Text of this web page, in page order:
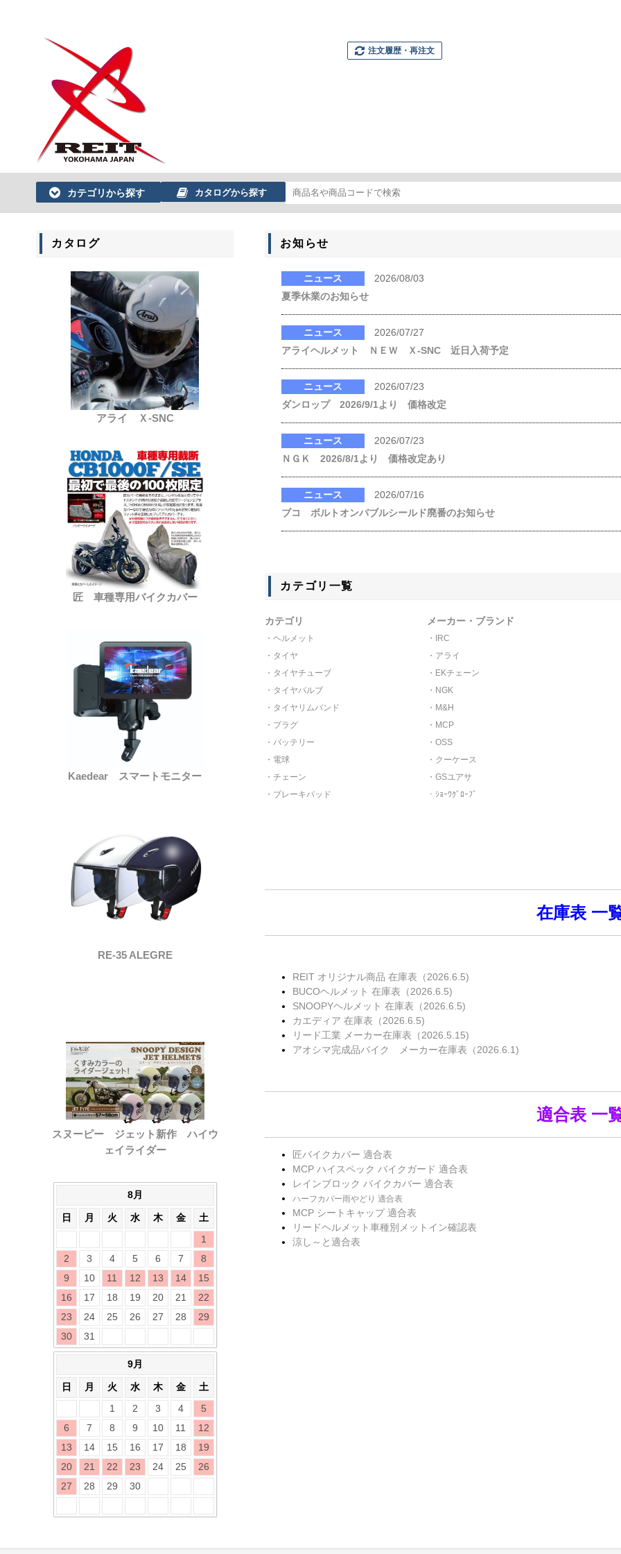
注文履歴・ 再注文
カテゴリから探す カタログから探す
お知らせ
ニュース
2026/08/03
夏季休業のお知らせ
ニュース
2026/07/27
アライヘルメット ＮＥＷ Ｘ-SNC 近日入荷予定
ニュース
2026/07/23
ダンロップ 2026/9/1より 価格改定
ニュース
2026/07/23
ＮＧＫ 2026/8/1より 価格改定あり
ニュース
2026/07/16
ブコ ボルトオンバブルシールド廃番のお知らせ
カテゴリ一覧
カテゴリ
ヘルメット
タイヤ
タイヤチューブ
タイヤバルブ
タイヤリムバンド
プラグ
バッテリー
電球
チェーン
ブレーキパッド
メーカー・ブランド
IRC
アライ
EKチェーン
NGK
M&H
MCP
OSS
クーケース
GSユアサ
ｼｮｰﾜｸﾞﾛｰﾌﾞ
在庫表 一
REIT オリジナル商品 在庫表（2026.6.5)
BUCOヘルメット 在庫表（2026.6.5)
SNOOPYヘルメット 在庫表（2026.6.5)
カエディア 在庫表（2026.6.5)
リード工業 メーカー在庫表（2026.5.15)
アオシマ完成品バイク メーカー在庫表（2026.6.1)
適合表 一
匠バイクカバー 適合表
MCP ハイスペック バイクガード 適合表
レインブロック バイクカバー 適合表
ハーフカバー雨やどり 適合表
MCP シートキャップ 適合表
リードヘルメット車種別メットイン確認表
涼し～と適合表
カタログ
アライ Ｘ-SNC
匠 車種専用バイクカバー
Kaedear スマートモニター
RE-35 ALEGRE
スヌーピー ジェット新作 ハイウ
ェイライダー
8月
日 月 火 水 木 金
土
1
2
3 4 5 6 7
8
9
10 11 12 13 14
15
16
17 18 19 20 21
22
23
24 25 26 27 28
29
30
31
9月
日 月 火 水 木 金
土
1
2 3 4
5
6
7 8 9 10 11
12
13
14 15 16 17 18
19
20
21 22 23 24 25
26
27
28 29 30